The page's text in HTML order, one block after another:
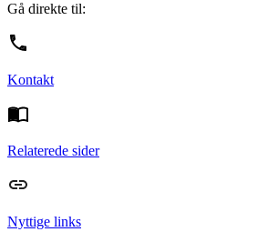
Gå direkte til:
Kontakt
Relaterede sider
Nyttige links